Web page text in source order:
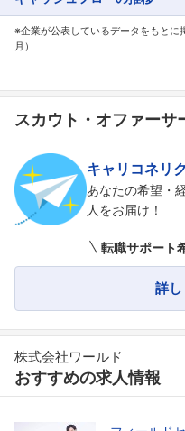
※企業が公表しているデータをもと
月）
スカウト・オファーサ
キャリコネリ
あなたの希望・
人をお届け！
転職サポート
詳
株式会社ワールド
おすすめの求人情報